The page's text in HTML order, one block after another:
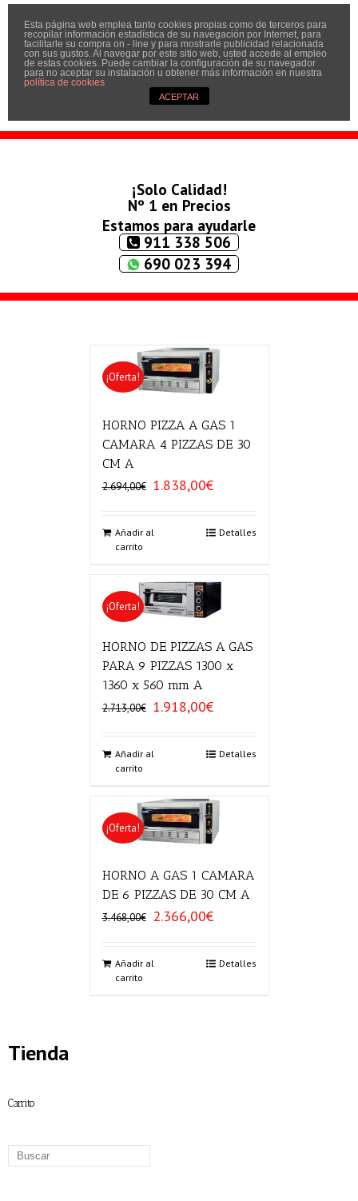
Inicio
Quíenes somos
Contactar
Condiciones
¡Solo Calidad!
Nº 1 en Precios
Estamos para ayudarle
911 338 506
690 023 394
¡Oferta!
HORNO PIZZA A GAS 1
CAMARA 4 PIZZAS DE 30
CM A
2.694,00€ El
era:
1.838,00€El
es:
Añadir al
carrito
Detalles
¡Oferta!
HORNO DE PIZZAS A GAS
PARA 9 PIZZAS 1300 x
1360 x 560 mm A
2.713,00€ El
era:
1.918,00€El
es:
Añadir al
carrito
Detalles
¡Oferta!
HORNO A GAS 1 CAMARA
DE 6 PIZZAS DE 30 CM A
3.468,00€
El
era:
2.366,00€El
es:
Añadir al
carrito
Detalles
Tienda
Carrito
Esta página web emplea tanto cookies propias como de terceros para
recopilar información estadística de su navegación por Internet, para
facilitarle su compra on - line y para mostrarle publicidad relacionada
con sus gustos. Al navegar por este sitio web, usted accede al empleo
de estas cookies. Puede cambiar la configuración de su navegador
para no aceptar su instalación u obtener más información en nuestra
política de cookies
ACEPTAR